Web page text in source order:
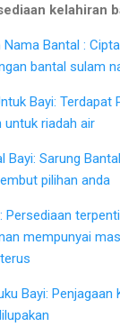
kelahiran
Bantal :
bantal sulam
Bayi: Terdapat
untuk riadah air
Bayi: Sarung
pilihan anda
Persediaan
mempunyai
Bayi: Penjagaan